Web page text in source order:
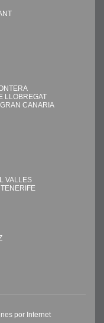
LLOBREGAT
CANARIA
VALLES
por Internet